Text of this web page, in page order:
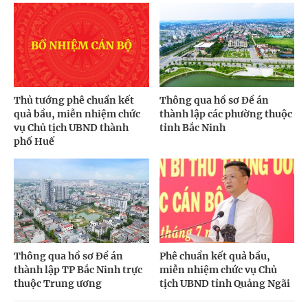
Thủ tướng phê chuẩn kết
quả bầu, miễn nhiệm chức
vụ Chủ tịch UBND thành
phố Huế
Thông qua hồ sơ Đề án
thành lập các phường thuộc
tỉnh Bắc Ninh
Thông qua hồ sơ Đề án
thành lập TP Bắc Ninh trực
thuộc Trung ương
Phê chuẩn kết quả bầu,
miễn nhiệm chức vụ Chủ
tịch UBND tỉnh Quảng Ngãi